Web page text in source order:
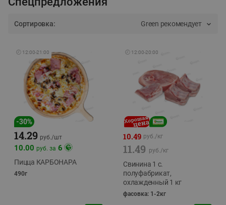
Сортировка: Green рекомендует
🕘 12:00-21:00
-30%
14.29 руб./шт
10.00 руб. за 6
Пицца КАРБОНАРА
490г
🕘 12:00-20:00
10.49 руб./кг
11.49 руб./кг
Свинина 1 с.
полуфабрикат,
охлажденный 1 кг
фасовка: 1-2кг